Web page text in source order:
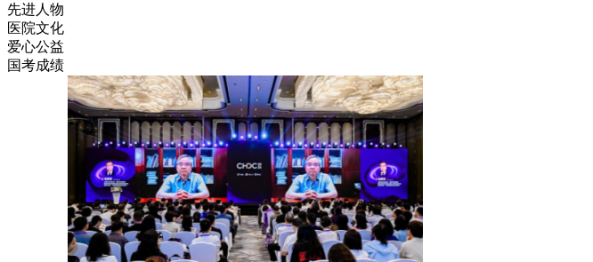
先进人物
医院文化
爱心公益
国考成绩